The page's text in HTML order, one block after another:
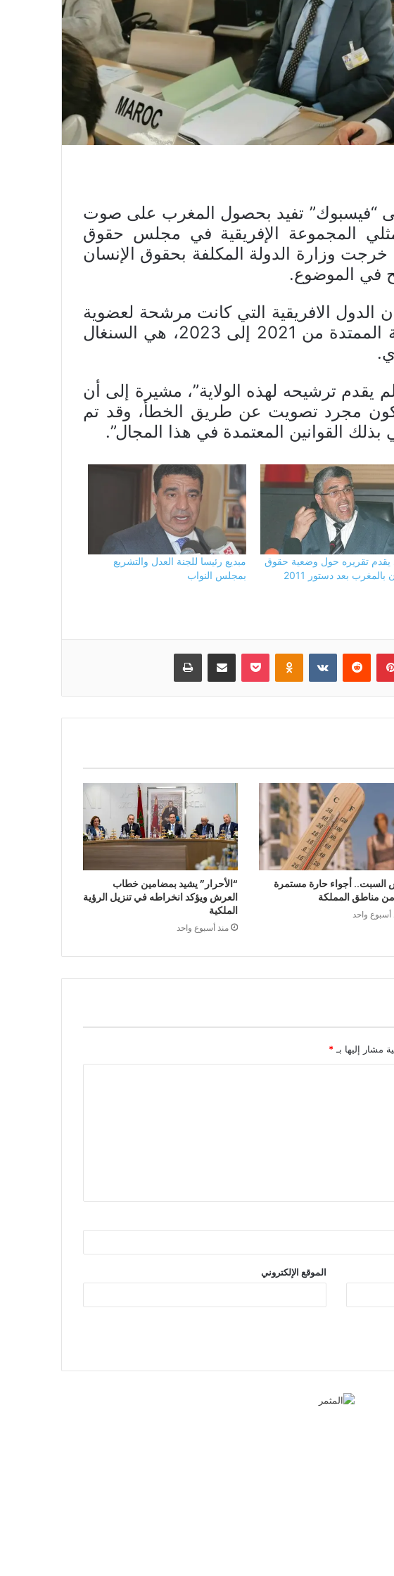
“فيسبوك” تفيد بحصول المغرب على صوت
المجموعة الإفريقية في مجلس حقوق
خرجت وزارة الدولة المكلفة بحقوق الإنسان
في الموضوع.
الدول الافريقية التي كانت مرشحة لعضوية
مجلس حقوق الإنسان للولاية الممتدة من 2021 إلى 2023، هي السنغال
يقدم ترشيحه لهذه الولاية”، مشيرة إلى أن
مجرد تصويت عن طريق الخطأ، وقد تم
بذلك القوانين المعتمدة في هذا المجال”.
يقدم تقريره حول وضعية حقوق
بالمغرب بعد دستور 2011
مبديع رئيسا للجنة العدل والتشريع
بمجلس النواب
بينتيريست Odnoklassniki
بوكيت مشاركة عبر البريد طباعة
أجواء حارة مستمرة
مناطق المملكة
أسبوع واحد
“الأحرار” يشيد بمضامين خطاب
العرش ويؤكد انخراطه في تنزيل الرؤية
الملكية
منذ أسبوع واحد
مشار إليها بـ*
الموقع الإلكتروني